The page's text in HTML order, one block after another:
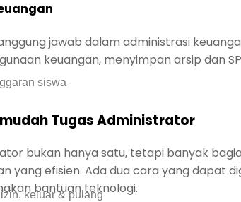
siswa
keluar & pulang
jawab dalam administrasi
keuangan, menyimpan arsip dan
Tugas Administrator
bukan hanya satu, tetapi banyak
yang efisien. Ada dua cara yang dapat
bantuan teknologi.